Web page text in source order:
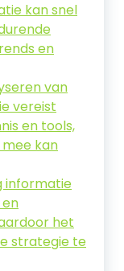
kan snel
en
van
vereist
en tools,
kan
informatie
het
strategie te